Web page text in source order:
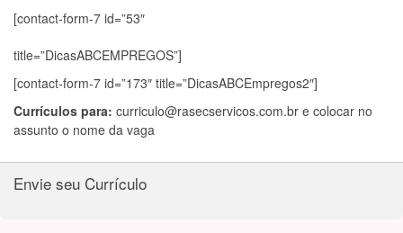
[contact-form-7 id=”53″
title=”DicasABCEMPREGOS”]
[contact-form-7 id=”173″ title=”DicasABCEmpregos2″]
Currículos para: curriculo@rasecservicos.com.br e colocar no
assunto o nome da vaga
Envie seu Currículo